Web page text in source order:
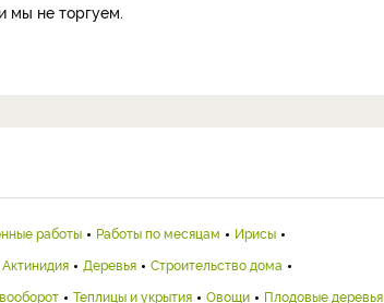
мы не торгуем.
работы Работы по месяцам
Ирисы
Актинидия Деревья
Строительство дома
Теплицы и укрытия Овощи
Плодовые деревья